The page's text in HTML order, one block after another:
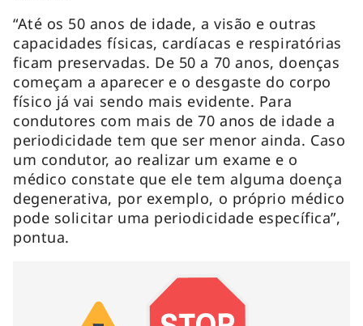
“Até os 50 anos de idade, a visão e outras
capacidades físicas, cardíacas e respiratórias
ficam preservadas. De 50 a 70 anos, doenças
começam a aparecer e o desgaste do corpo
físico já vai sendo mais evidente. Para
condutores com mais de 70 anos de idade a
periodicidade tem que ser menor ainda. Caso
um condutor, ao realizar um exame e o
médico constate que ele tem alguma doença
degenerativa, por exemplo, o próprio médico
pode solicitar uma periodicidade específica”,
pontua.